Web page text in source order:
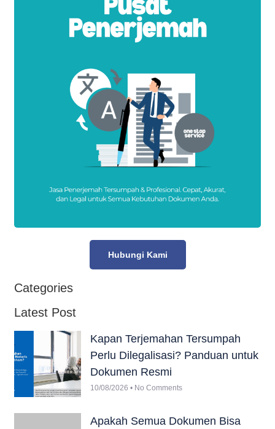
Hubungi Kami
Categories
Latest Post
Kapan Terjemahan Tersumpah
Perlu Dilegalisasi? Panduan untuk
Dokumen Resmi
10/08/2026 No Comments
Apakah Semua Dokumen Bisa